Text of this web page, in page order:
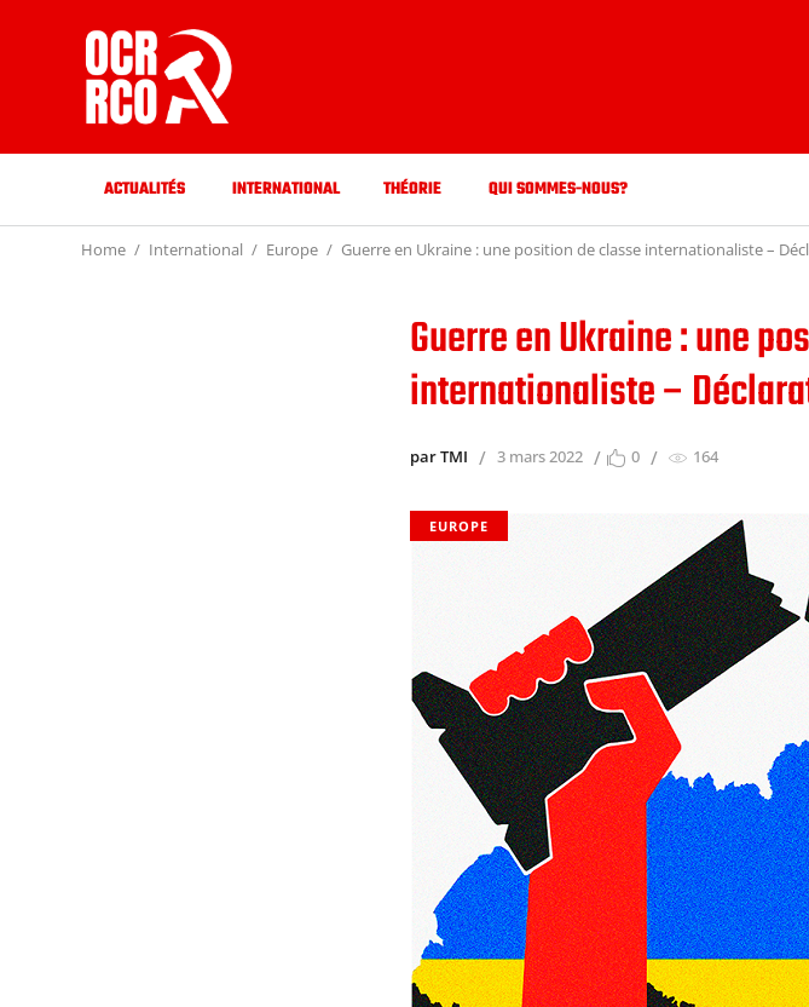
ACTUALITÉS INTERNATIONAL THÉORIE QUI SOMMES-NOUS?
Home International Europe Guerre en Ukraine : une position de classe internationaliste –
Guerre en Ukraine : une
internationaliste –
par TMI 3 mars 2022 0 164
EUROPE